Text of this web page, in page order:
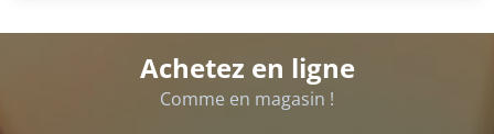
Achetez en ligne
Comme en magasin !